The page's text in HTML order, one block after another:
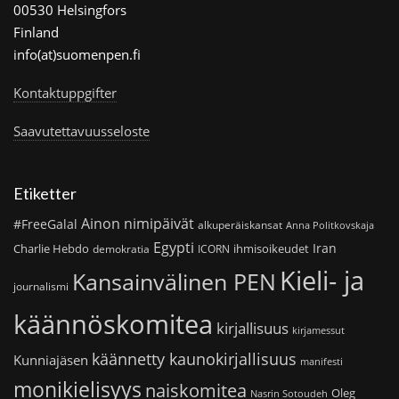
00530 Helsingfors
Finland
info(at)suomenpen.fi
Kontaktuppgifter
Saavutettavuusseloste
Etiketter
#FreeGalal Ainon nimipäivät alkuperäiskansat Anna Politkovskaja
Charlie Hebdo demokratia Egypti ICORN ihmisoikeudet Iran
journalismi Kansainvälinen PEN Kieli- ja
käännöskomitea kirjallisuus kirjamessut
Kunniajäsen käännetty kaunokirjallisuus manifesti
monikielisyys naiskomitea Nasrin Sotoudeh Oleg